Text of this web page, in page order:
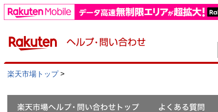
楽天市場トップ>